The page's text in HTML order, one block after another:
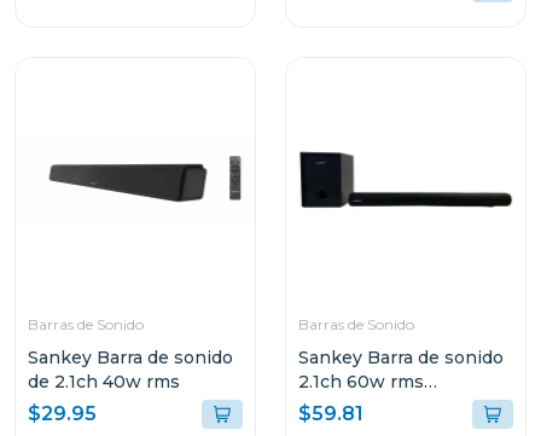
Barras de Sonido
Sankey Barra de sonido
de 2.1ch 40w rms
$29.95
Barras de Sonido
Sankey Barra de sonido
2.1ch 60w rms
bluetooth hmt62
$59.81